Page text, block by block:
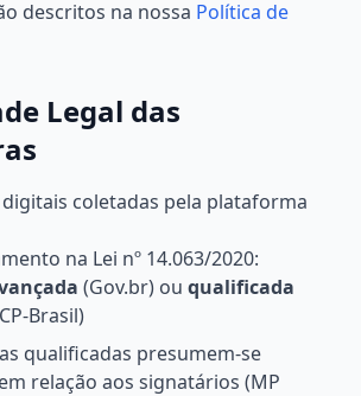
descritos na nossa Política de
Legal das
coletadas pela plataforma
na Lei nº 14.063/2020:
(Gov.br) ou qualificada
Brasil)
qualificadas presumem-se
relação aos signatários (MP